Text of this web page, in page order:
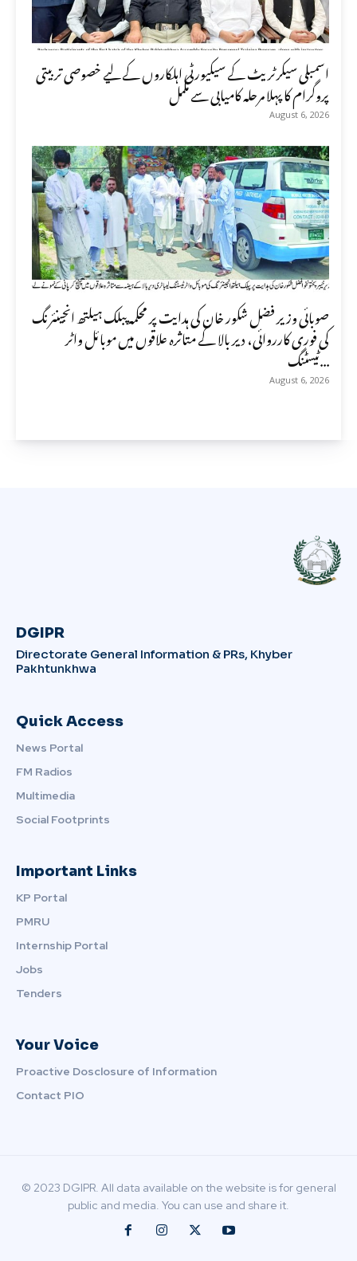
اسمبلی سیکرٹریٹ کے سیکیورٹی اہلکاروں کے لیے خصوصی تربیتی
پروگرام کا پہلا مرحلہ کامیابی سے مکمل
August 6, 2026
صوبائی وزیر فضل شکور خان کی ہدایت پر محکمہ پبلک ہیلتھ انجینئرنگ
کی فوری کارروائی، دیر بالا کے متاثرہ علاقوں میں موبائل واٹر
ٹیسٹنگ...
August 6, 2026
DGIPR
Directorate General Information & PRs, Khyber
Pakhtunkhwa
Quick Access
News Portal
FM Radios
Multimedia
Social Footprints
Important Links
KP Portal
PMRU
Internship Portal
Jobs
Tenders
Your Voice
Proactive Dosclosure of Information
Contact PIO
© 2023 DGIPR. All data available on the website is for general
public and media. You can use and share it.